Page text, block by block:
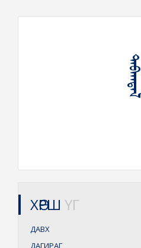
ᠳᠠᠪᠠᠭᠳᠠᠯ
ХӨРШ ҮГ
ДАВХ
ДАГИРАГ